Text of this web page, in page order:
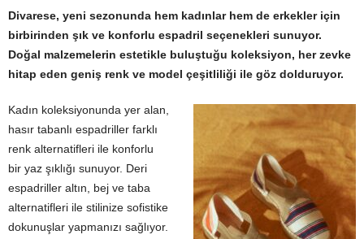
Divarese, yeni sezonunda hem kadınlar hem de erkekler için
birbirinden şık ve konforlu espadril seçenekleri sunuyor.
Doğal malzemelerin estetikle buluştuğu koleksiyon, her zevke
hitap eden geniş renk ve model çeşitliliği ile göz dolduruyor.
Kadın koleksiyonunda yer alan,
hasır tabanlı espadriller farklı
renk alternatifleri ile konforlu
bir yaz şıklığı sunuyor. Deri
espadriller altın, bej ve taba
alternatifleri ile stilinize sofistike
dokunuşlar yapmanızı sağlıyor.